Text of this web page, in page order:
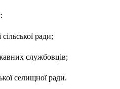
ради;
службовців;
селищної ради.